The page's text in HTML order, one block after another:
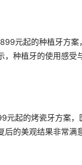
种植牙的使用感受
的美观结果非常满